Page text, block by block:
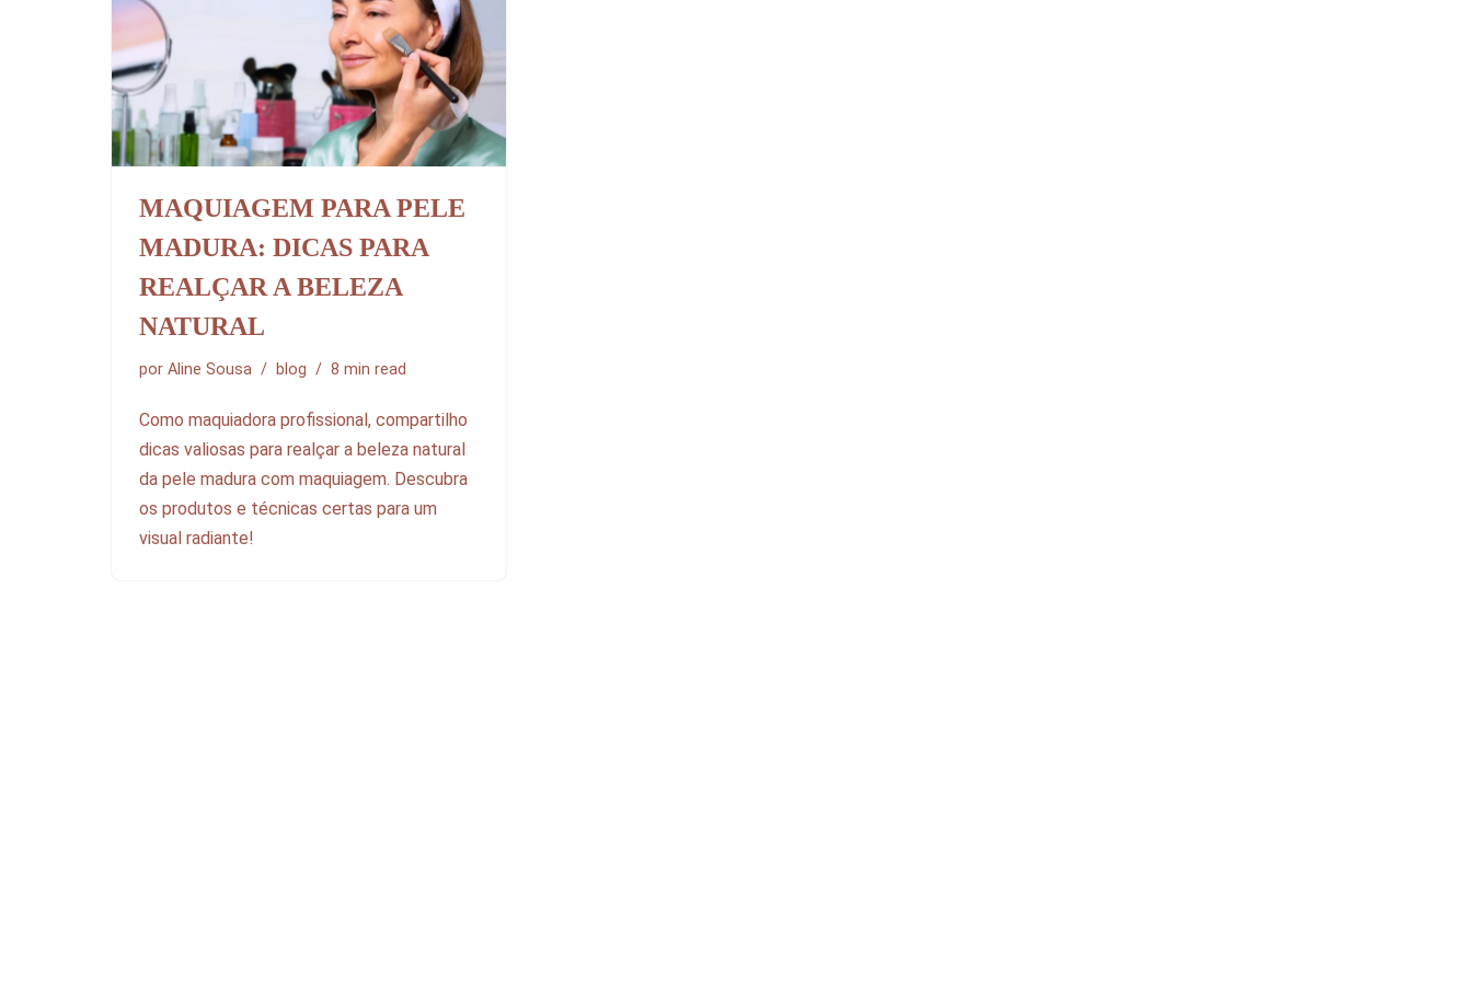
MAQUIAGEM PARA PELE
MADURA: DICAS PARA
REALÇAR A BELEZA
NATURAL
por Aline Sousa blog 8 min read
Como maquiadora profissional, compartilho
dicas valiosas para realçar a beleza natural
da pele madura com maquiagem. Descubra
os produtos e técnicas certas para um
visual radiante!